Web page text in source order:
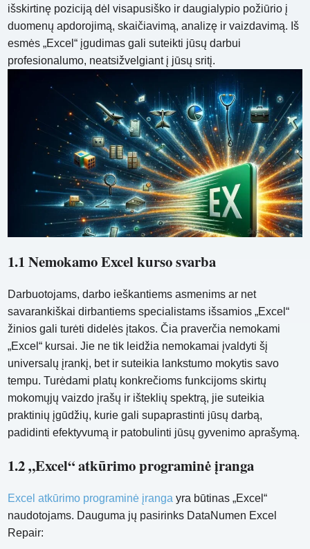
išskirtinę poziciją dėl visapusiško ir daugialypio požiūrio į
duomenų apdorojimą, skaičiavimą, analizę ir vaizdavimą. Iš
esmės „Excel“ įgudimas gali suteikti jūsų darbui
profesionalumo, neatsižvelgiant į jūsų sritį.
1.1 Nemokamo Excel kurso svarba
Darbuotojams, darbo ieškantiems asmenims ar net
savarankiškai dirbantiems specialistams išsamios „Excel“
žinios gali turėti didelės įtakos. Čia praverčia nemokami
„Excel“ kursai. Jie ne tik leidžia nemokamai įvaldyti šį
universalų įrankį, bet ir suteikia lankstumo mokytis savo
tempu. Turėdami platų konkrečioms funkcijoms skirtų
mokomųjų vaizdo įrašų ir išteklių spektrą, jie suteikia
praktinių įgūdžių, kurie gali supaprastinti jūsų darbą,
padidinti efektyvumą ir patobulinti jūsų gyvenimo aprašymą.
1.2 „Excel“ atkūrimo programinė įranga
Excel atkūrimo programinė įranga yra būtinas „Excel“
naudotojams. Dauguma jų pasirinks DataNumen Excel
Repair: